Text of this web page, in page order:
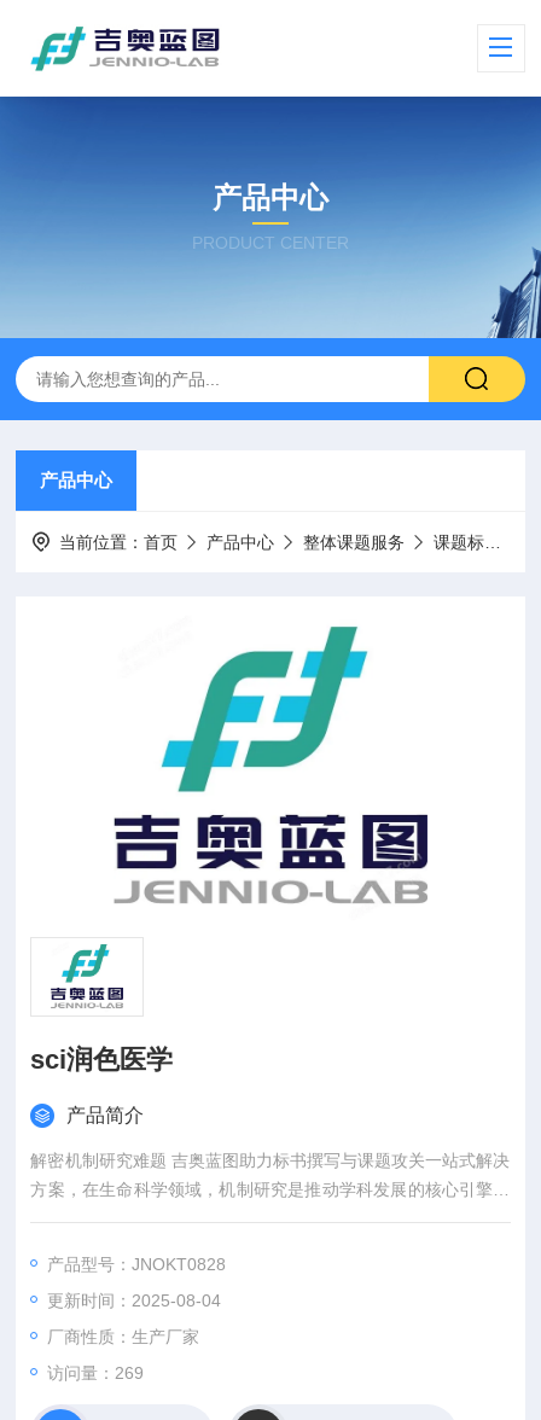
产品中心
PRODUCT CENTER
产品中心
当前位置：首页 产品中心 整体课题服务 课题标书设计项目申报
sci润色医学
产品简介
解密机制研究难题 吉奥蓝图助力标书撰写与课题攻关一站式解决
方案，在生命科学领域，机制研究是推动学科发展的核心引擎。
然而，从创新课题设计到高质量标书撰写，从复杂实验实施到科
困难、成果转化乏力。吉奥蓝图（JENNIO-LAB）依托全链式科
研平台与十年深耕经验，推出"机制研究课题全周期赋能计划"，
为科研工作者提供从理论创新到数据落地的完整解决方案。
产品型号：JNOKT0828
更新时间：2025-08-04
厂商性质：生产厂家
访问量：269